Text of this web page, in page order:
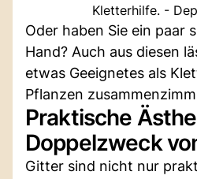
Kletterhilfe. -
Oder haben Sie ein paar
Hand? Auch aus diesen
etwas Geeignetes als
Pflanzen
Praktische
Doppelzweck
Gitter sind nicht nur